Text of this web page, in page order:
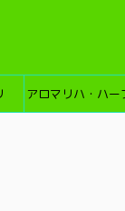
アロマリハ・ハー